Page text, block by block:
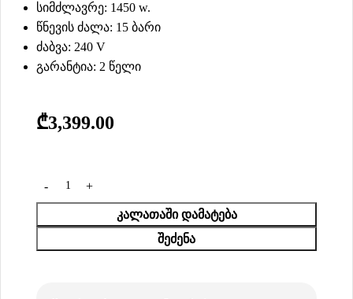
სიმძლავრე: 1450 w.
წნევის ძალა: 15 ბარი
ძაბვა: 240 V
გარანტია: 2 წელი
₾3,399.00
ᲙᲐᲚᲐᲗᲐᲨᲘ ᲓᲐᲛᲐᲢᲔᲑᲐ
ᲨᲔᲫᲔᲜᲐ